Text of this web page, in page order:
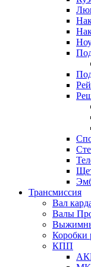
Трансмиссия
Вал
Валы
Коробки
КПП